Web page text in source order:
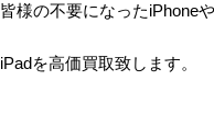
皆様の不要になったiPhoneや
iPadを高価買取致します。